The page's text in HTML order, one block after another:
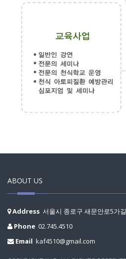
ABOUT US
Address 서울시 종로구 새문안로5가
Phone 02.745.4510
Email kaf4510@gmail.com